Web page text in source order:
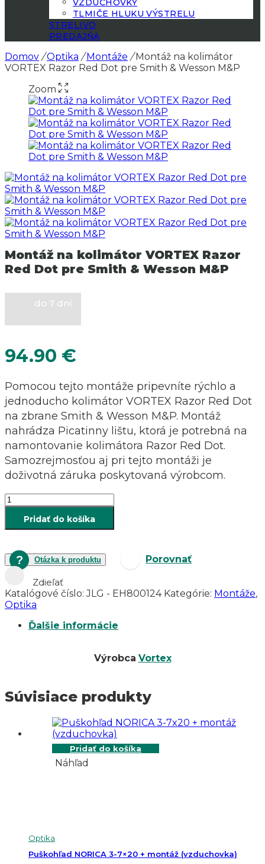
VZDUCHOVKY
TLMIČE HLUKU VÝSTRELU
STRELIVO
PREDAJŇA
Domov / Optika / Montáže /Montáž na kolimátor
VORTEX Razor Red Dot pre Smith & Wesson M&P
Zoom
Montáž na kolimátor VORTEX Razor
Red Dot pre Smith & Wesson M&P
do 7 dní
94.90 €
Pomocou tejto montáže pripevníte rýchlo a
jednoducho kolimátor VORTEX Razor Red Dot
na zbrane Smith & Wesson M&P. Montáž
nahrádza Picatinny lištu, ktorá je potrebná na
namontovanie kolimátora Razor Red Dot.
Samozrejmosťou aj pri tejto montáži je
doživotná záruka poskytovaná výrobcom.
množstvo
Montáž
kolimátor
Razor
Red
pre
Smith
&
Wesson
Pridať do košíka
Otázka k produktu Porovnať
Zdieľať
Katalógové číslo:JLG - EH800124 Kategórie: Montáže,
Optika
Ďalšie informácie
Výrobca Vortex
Súvisiace produkty
Pridať do košíka
Náhľad
Optika
Puškohľad NORICA 3-7×20 + montáž (vzduchovka)